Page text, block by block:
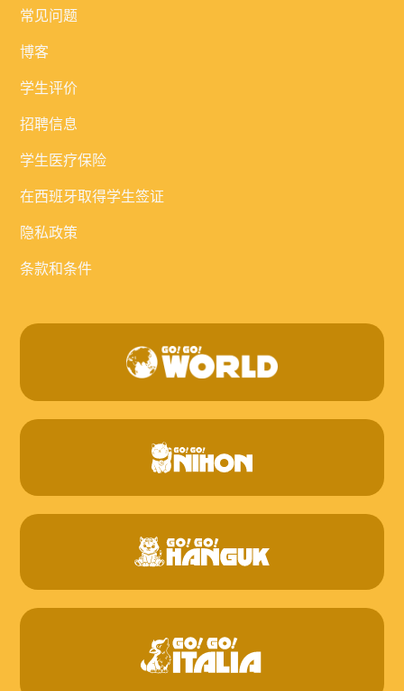
常见问题
博客
学生评价
招聘信息
学生医疗保险
在西班牙取得学生签证
隐私政策
条款和条件